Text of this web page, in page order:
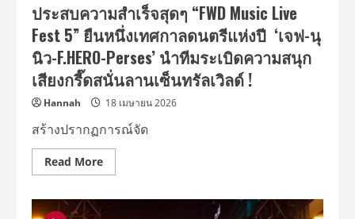
ประสบความสำเร็จสุดๆ “FWD Music Live
Fest 5” ยืนหนึ่งเทศกาลดนตรีแห่งปี ‘เจฟ-นุ
นิว-F.HERO-Perses’ นำทีมระเบิดความสนุก
เสียงกรี๊ดสนั่นลานเซ็นทรัลเวิลด์ !
Hannah 18 เมษายน 2026
สร้างปรากฏการณ์จัด
Read MoreRead
more